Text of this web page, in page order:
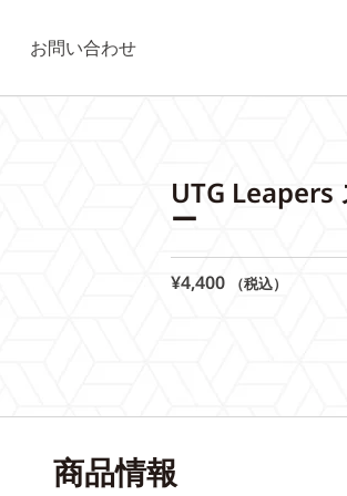
お問い合わせ
UTG Leapers
ー
¥4,400 （税込）
商品情報